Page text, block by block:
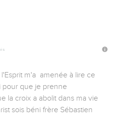
m'a  amenée à lire ce
pour que je prenne
la croix a abolit dans ma vie
sois béni frère Sébastien